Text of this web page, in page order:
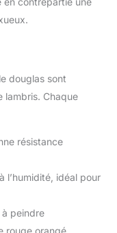
douglas sont
lambris. Chaque
résistance
l’humidité, idéal pour
peindre
rouge orangé